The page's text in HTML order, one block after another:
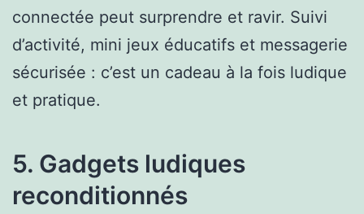
connectée peut surprendre et ravir. Suivi
d’activité, mini jeux éducatifs et messagerie
sécurisée : c’est un cadeau à la fois ludique
et pratique.
5. Gadgets ludiques
reconditionnés